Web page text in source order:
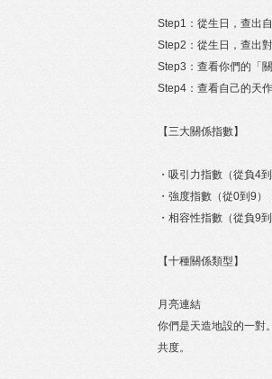
Step1：從生日，查出
Step2：從生日，查出
Step3：查看你們的「
Step4：查看自己的天
【三大關係指數】
・吸引力指數（從負4
・強度指數（從0到9
・相容性指數（從負9
【十種關係類型】
月亮連結
你們是天造地設的一對
共度。